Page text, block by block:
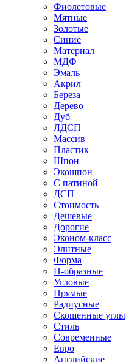
Фиолетовые
Мятные
Золотые
Синие
Материал
МДФ
Эмаль
Акрил
Береза
Дерево
Дуб
ЛДСП
Массив
Пластик
Шпон
Экошпон
С патиной
ДСП
Стоимость
Дешевые
Дорогие
Эконом-класс
Элитные
Форма
П-образные
Угловые
Прямые
Радиусные
Скошенные углы
Стиль
Современные
Евро
Английские